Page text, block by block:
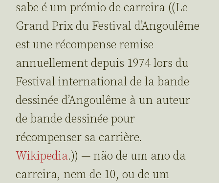
sabe é um prémio de carreira ((Le
Grand Prix du Festival d’Angoulême
est une récompense remise
annuellement depuis 1974 lors du
Festival international de la bande
dessinée d’Angoulême à un auteur
de bande dessinée pour
récompenser sa carrière.
Wikipedia.)) — não de um ano da
carreira, nem de 10, ou de um